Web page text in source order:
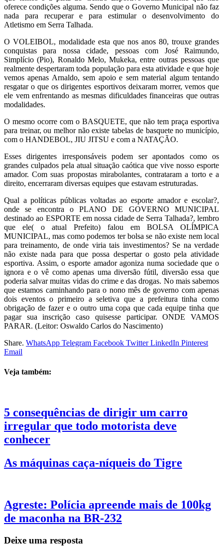
oferece condições alguma. Sendo que o Governo Municipal não faz
nada para recuperar e para estimular o desenvolvimento do
Atletismo em Serra Talhada.
O VOLEIBOL, modalidade esta que nos anos 80, trouxe grandes
conquistas para nossa cidade, pessoas com José Raimundo,
Simplício (Pio), Ronaldo Melo, Mukeka, entre outras pessoas que
realmente despertaram toda população para esta atividade e que hoje
vemos apenas Arnaldo, sem apoio e sem material algum tentando
resgatar o que os dirigentes esportivos deixaram morrer, vemos que
ele vem enfrentando as mesmas dificuldades financeiras que outras
modalidades.
O mesmo ocorre com o BASQUETE, que não tem praça esportiva
para treinar, ou melhor não existe tabelas de basquete no município,
com o HANDEBOL, JIU JITSU e com a NATAÇÃO.
Esses dirigentes irresponsáveis podem ser apontados como os
grandes culpados pela atual situação caótica que vive nosso esporte
amador. Com suas propostas mirabolantes, contrataram a torto e a
direito, encerraram diversas equipes que estavam estruturadas.
Qual a políticas públicas voltadas ao esporte amador e escolar?,
onde se encontra o PLANO DE GOVERNO MUNICIPAL
destinado ao ESPORTE em nossa cidade de Serra Talhada?, lembro
que ele( o atual Prefeito) falou em BOLSA OLÍMPICA
MUNICIPAL, mas como podemos ter bolsa se não existe nem local
para treinamento, de onde viria tais investimentos? Se na verdade
não existe nada para que possa despertar o gosto pela atividade
esportiva. Assim, o esporte amador agoniza numa sociedade que o
ignora e o vê como apenas uma diversão fútil, diversão essa que
poderia salvar muitas vidas do crime e das drogas. No mais sabemos
que estamos caminhando para o nono mês de governo com apenas
dois eventos o primeiro a seletiva que a prefeitura tinha como
obrigação de fazer e o outro uma copa que cada equipe tinha que
pagar sua inscrição caso quisesse participar. ONDE VAMOS
PARAR. (Leitor: Oswaldo Carlos do Nascimento)
Share. WhatsApp Telegram Facebook Twitter LinkedIn Pinterest
Email
Veja também:
5 consequências de dirigir um carro
irregular que todo motorista deve
conhecer
As máquinas caça-níqueis do Tigre
Agreste: Polícia apreende mais de 100kg
de maconha na BR-232
Deixe uma resposta